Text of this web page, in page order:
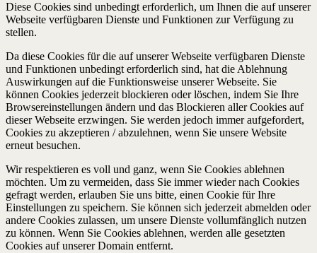
Diese Cookies sind unbedingt erforderlich, um Ihnen die auf unserer
Webseite verfügbaren Dienste und Funktionen zur Verfügung zu
stellen.
Da diese Cookies für die auf unserer Webseite verfügbaren Dienste
und Funktionen unbedingt erforderlich sind, hat die Ablehnung
Auswirkungen auf die Funktionsweise unserer Webseite. Sie
können Cookies jederzeit blockieren oder löschen, indem Sie Ihre
Browsereinstellungen ändern und das Blockieren aller Cookies auf
dieser Webseite erzwingen. Sie werden jedoch immer aufgefordert,
Cookies zu akzeptieren / abzulehnen, wenn Sie unsere Website
erneut besuchen.
Wir respektieren es voll und ganz, wenn Sie Cookies ablehnen
möchten. Um zu vermeiden, dass Sie immer wieder nach Cookies
gefragt werden, erlauben Sie uns bitte, einen Cookie für Ihre
Einstellungen zu speichern. Sie können sich jederzeit abmelden oder
andere Cookies zulassen, um unsere Dienste vollumfänglich nutzen
zu können. Wenn Sie Cookies ablehnen, werden alle gesetzten
Cookies auf unserer Domain entfernt.